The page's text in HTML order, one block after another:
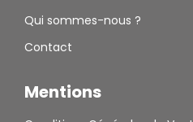
Qui sommes-nous ?
Contact
Mentions